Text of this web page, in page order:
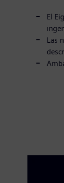
El
Las